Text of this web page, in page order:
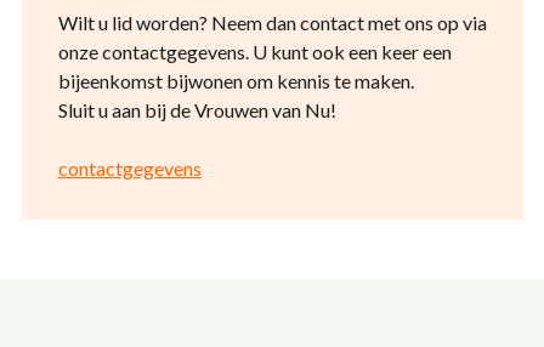
Wilt u lid worden? Neem dan contact met ons op via
onze contactgegevens. U kunt ook een keer een
bijeenkomst bijwonen om kennis te maken.
Sluit u aan bij de Vrouwen van Nu!
contactgegevens